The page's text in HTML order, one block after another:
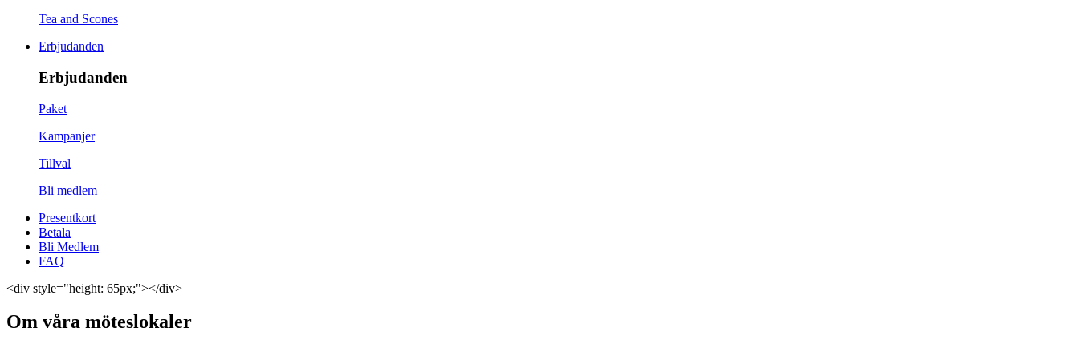
Tea and Scones
Erbjudanden
Erbjudanden
Paket
Kampanjer
Tillval
Bli medlem
Presentkort
Betala
Bli Medlem
FAQ
<div style="height: 65px;"></div>
Om våra möteslokaler